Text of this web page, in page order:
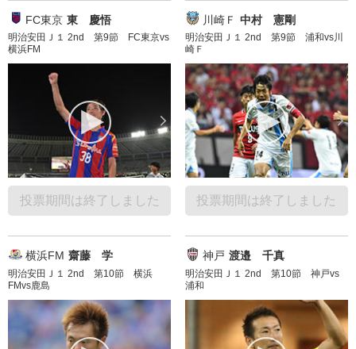
FC東京 東 慶悟
明治安田Ｊ１ 2nd 第9節 FC東京vs
横浜FM
投票期間は終了しました
川崎Ｆ 中村 憲剛
明治安田Ｊ１ 2nd 第9節 浦和vs川
崎Ｆ
投票期間は終了しました
横浜FM 齋藤 学
明治安田Ｊ１ 2nd 第10節 横浜
FMvs鹿島
神戸 渡邉 千真
明治安田Ｊ１ 2nd 第10節 神戸vs
浦和